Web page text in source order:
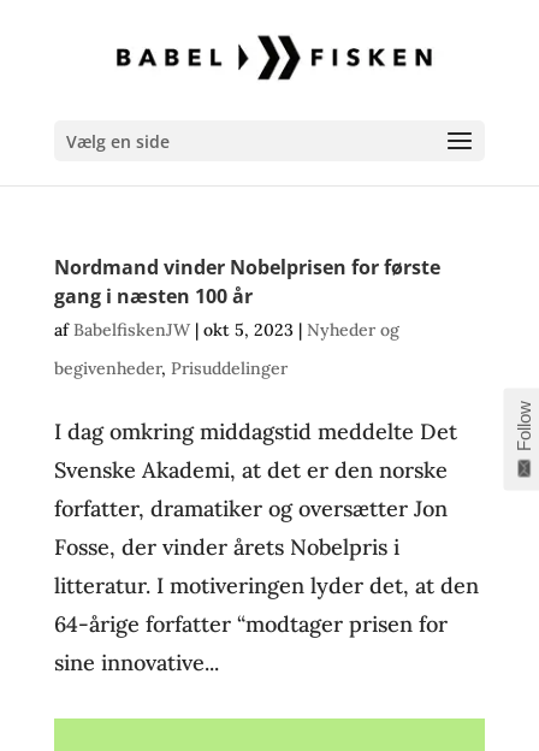
Vælg en side
Nordmand vinder Nobelprisen for første
gang i næsten 100 år
afBabelfiskenJW| okt 5, 2023| Nyheder og
begivenheder, Prisuddelinger
I dag omkring middagstid meddelte Det
Svenske Akademi, at det er den norske
forfatter, dramatiker og oversætter Jon
Fosse, der vinder årets Nobelpris i
litteratur. I motiveringen lyder det, at den
64-årige forfatter “modtager prisen for
sine innovative...
Follow